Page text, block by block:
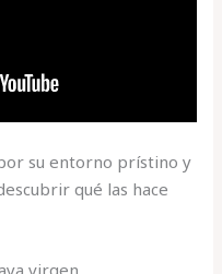
su entorno prístino y
qué las hace